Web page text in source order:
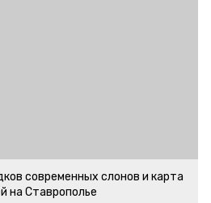
современных слонов и карта
на Ставрополье